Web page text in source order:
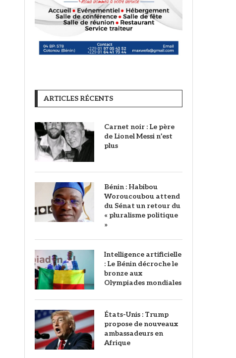
ARTICLES RÉCENTS
Carnet noir : Le père
de Lionel Messi n’est
plus
Bénin : Habibou
Woroucoubou attend
du Sénat un retour du
« pluralisme politique
»
Intelligence artificielle
: Le Bénin décroche le
bronze aux
Olympiades mondiales
États-Unis : Trump
propose de nouveaux
ambassadeurs en
Afrique